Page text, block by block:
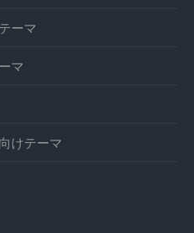
ーマ
マ
けテーマ